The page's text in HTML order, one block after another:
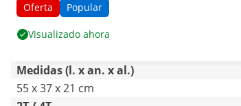
Oferta Popular
Visualizado ahora
Medidas (l. x an. x al.)
55 x 37 x 21 cm